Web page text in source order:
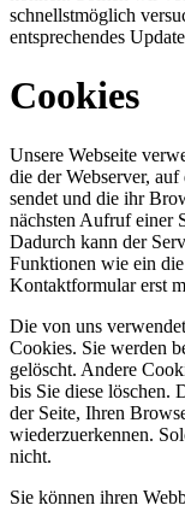
schnellstmöglich
entsprechendes
Cookies
Unsere Webseite
die der Webserver,
sendet und die ihr
nächsten Aufruf einer
Dadurch kann der
Funktionen wie ein
Kontaktformular erst
Die von uns
Cookies. Sie werden
gelöscht. Andere
bis Sie diese löschen.
der Seite, Ihren
wiederzuerkennen.
nicht.
Sie können ihren